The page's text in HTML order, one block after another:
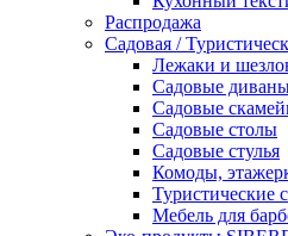
Распродажа
Садовая /
Лежаки и
Садовые
Садовые
Садовые столы
Садовые стулья
Комоды,
Туристические
Мебель для